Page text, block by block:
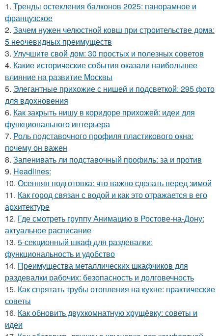
1. Тренды остекления балконов 2025: панорамное и
французское
2. Зачем нужен челюстной ковш при строительстве дома:
5 неочевидных преимуществ
3. Улучшите свой дом: 30 простых и полезных советов
4. Какие исторические события оказали наибольшее
влияние на развитие Москвы
5. Элегантные прихожие с нишей и подсветкой: 295 фото
для вдохновения
6. Как закрыть нишу в коридоре прихожей: идеи для
функционального интерьера
7. Роль подставочного профиля пластикового окна:
почему он важен
8. Запенивать ли подставочный профиль: за и против
9. Headlines:
10. Осенняя подготовка: что важно сделать перед зимой
11. Как город связан с водой и как это отражается в его
архитектуре
12. Где смотреть группу Анимацию в Ростове-на-Дону:
актуальное расписание
13. 5-секционный шкаф для раздевалки:
функциональность и удобство
14. Преимущества металлических шкафчиков для
раздевалки рабочих: безопасность и долговечность
15. Как спрятать трубы отопления на кухне: практические
советы
16. Как обновить двухкомнатную хрущёвку: советы и
идеи